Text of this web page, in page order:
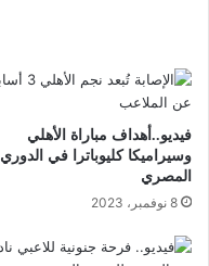
فيديو..أهداف مباراة الأهلي
وسيراميكا كليوباترا في الدوري
المصري
8 نوفمبر، 2023